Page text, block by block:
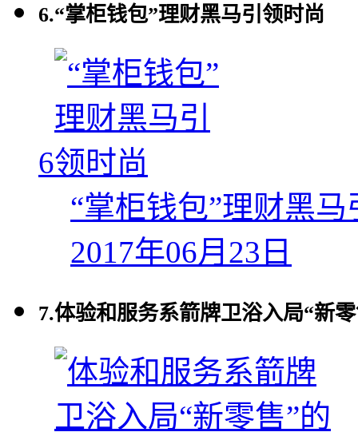
6.“掌柜钱包”理财黑马引领时尚
6
“掌柜钱包”理财黑
2017年06月23日
7.体验和服务系箭牌卫浴入局“新